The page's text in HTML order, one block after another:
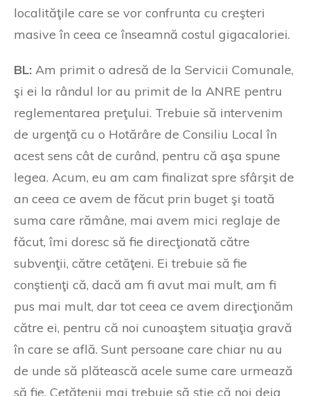
localităţile care se vor confrunta cu creşteri
masive în ceea ce înseamnă costul gigacaloriei.
BL: Am primit o adresă de la Servicii Comunale,
şi ei la rândul lor au primit de la ANRE pentru
reglementarea preţului. Trebuie să intervenim
de urgenţă cu o Hotărâre de Consiliu Local în
acest sens cât de curând, pentru că aşa spune
legea. Acum, eu am cam finalizat spre sfârşit de
an ceea ce avem de făcut prin buget şi toată
suma care rămâne, mai avem mici reglaje de
făcut, îmi doresc să fie direcţionată către
subvenţii, către cetăţeni. Ei trebuie să fie
conştienţi că, dacă am fi avut mai mult, am fi
pus mai mult, dar tot ceea ce avem direcţionăm
către ei, pentru că noi cunoaştem situaţia gravă
în care se află. Sunt persoane care chiar nu au
de unde să plătească acele sume care urmează
să fie. Cetăţenii mai trebuie să ştie că noi deja